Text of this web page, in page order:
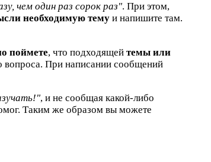
чем один раз сорок раз". При этом,
необходимую тему и напишите там.
поймете, что подходящей темы или
вопроса. При написании сообщений
, и не сообщая какой-либо
Таким же образом вы можете